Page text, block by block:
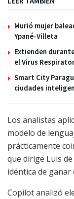
Murió mujer
Ypané-Villeta
Extienden
el Virus
Smart City
ciudades
Los analistas
modelo de
prácticamente
que dirige Luis
idéntica de ganar
Copilot analizó